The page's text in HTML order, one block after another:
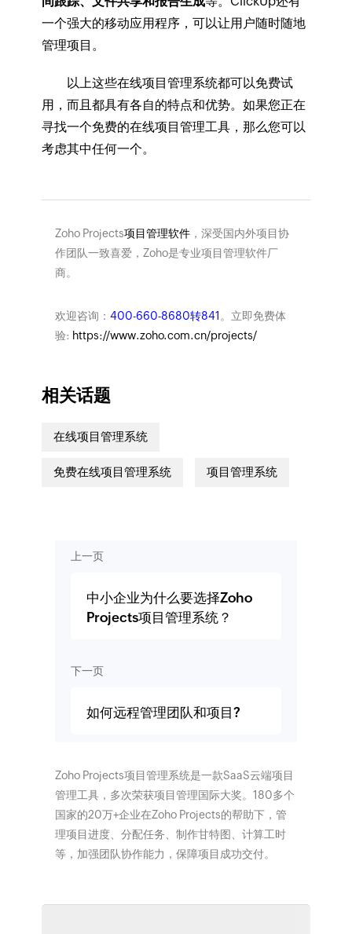
一个强大的移动应用程序，可以让用户随时随地
管理项目。
以上这些在线项目管理系统都可以免费试
用，而且都具有各自的特点和优势。如果您正在
寻找一个免费的在线项目管理工具，那么您可以
考虑其中任何一个。
Zoho Projects项目管理软件，深受国内外项目协
作团队一致喜爱，Zoho是专业项目管理软件厂
商。
欢迎咨询： 400-660-8680转841 。立即免费体
验: https://www.zoho.com.cn/projects/
相关话题
在线项目管理系统
免费在线项目管理系统 项目管理系统
上一页
中小企业为什么要选择Zoho
Projects项目管理系统？
下一页
如何远程管理团队和项目?
Zoho Projects项目管理系统是一款SaaS云端项目
管理工具，多次荣获项目管理国际大奖。180多个
国家的20万+企业在Zoho Projects的帮助下，管
理项目进度、分配任务、制作甘特图、计算工时
等，加强团队协作能力，保障项目成功交付。